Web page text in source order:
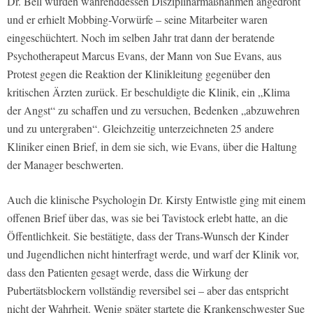
und er erhielt Mobbing-Vorwürfe – seine Mitarbeiter waren
eingeschüchtert. Noch im selben Jahr trat dann der beratende
Psychotherapeut Marcus Evans, der Mann von Sue Evans, aus
Protest gegen die Reaktion der Klinikleitung gegenüber den
kritischen Ärzten zurück. Er beschuldigte die Klinik, ein „Klima
der Angst“ zu schaffen und zu versuchen, Bedenken „abzuwehren
und zu untergraben“. Gleichzeitig unterzeichneten 25 andere
Kliniker einen Brief, in dem sie sich, wie Evans, über die Haltung
der Manager beschwerten.
Auch die klinische Psychologin Dr. Kirsty Entwistle ging mit einem
offenen Brief über das, was sie bei Tavistock erlebt hatte, an die
Öffentlichkeit. Sie bestätigte, dass der Trans-Wunsch der Kinder
und Jugendlichen nicht hinterfragt werde, und warf der Klinik vor,
dass den Patienten gesagt werde, dass die Wirkung der
Pubertätsblockern vollständig reversibel sei – aber das entspricht
nicht der Wahrheit. Wenig später startete die Krankenschwester Sue